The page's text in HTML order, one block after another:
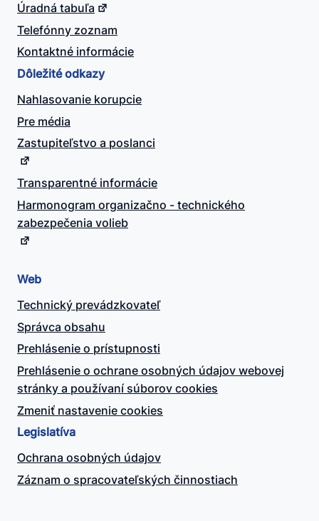
Úradná tabuľa
Telefónny zoznam
Kontaktné informácie
Dôležité odkazy
Nahlasovanie korupcie
Pre média
Zastupiteľstvo a poslanci
Transparentné informácie
Harmonogram organizačno - technického
zabezpečenia volieb
Web
Technický prevádzkovateľ
Správca obsahu
Prehlásenie o prístupnosti
Prehlásenie o ochrane osobných údajov webovej
stránky a používaní súborov cookies
Zmeniť nastavenie cookies
Legislatíva
Ochrana osobných údajov
Záznam o spracovateľských činnostiach